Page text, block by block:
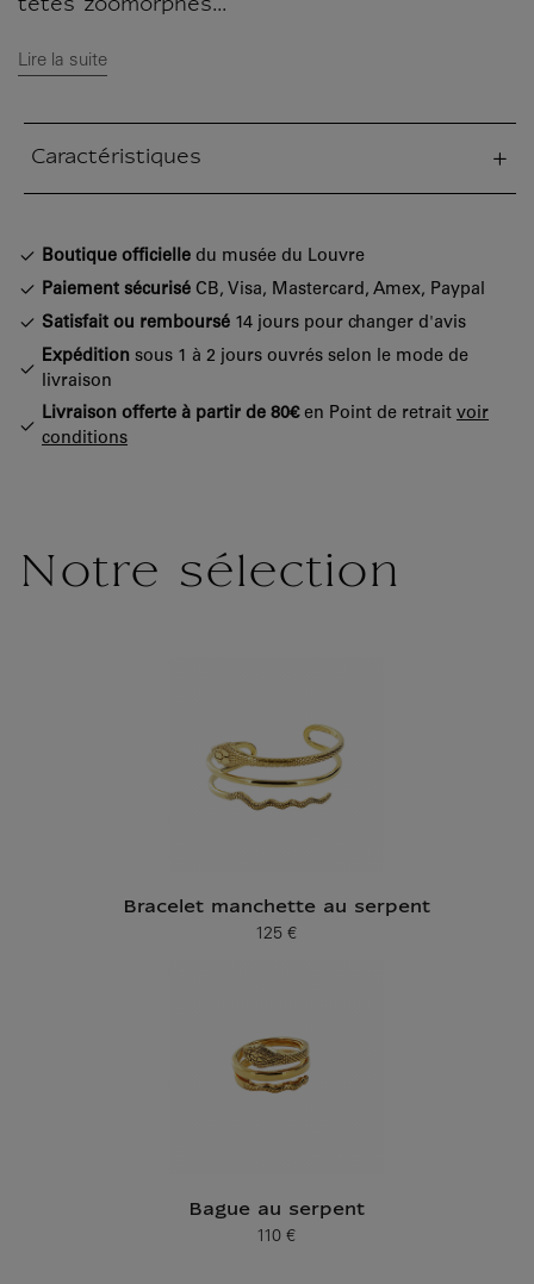
têtes zoomorphes...
Lire la suite
Caractéristiques
fermée
Boutique officielle du musée du Louvre
Paiement sécurisé CB, Visa, Mastercard, Amex, Paypal
Satisfait ou remboursé 14 jours pour changer d'avis
Expédition sous 1 à 2 jours ouvrés selon le mode de
livraison
Livraison offerte à partir de 80€en Point de retrait voir
conditions
Notre sélection
Bracelet manchette au serpent
Prix ​​actuel
125 €
Bague au serpent
Prix ​​actuel
110 €